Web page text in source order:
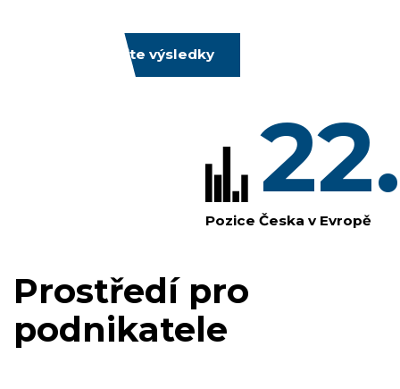
Prozkoumejte výsledky
Pozice Česka v Evropě
Prostředí pro
podnikatele